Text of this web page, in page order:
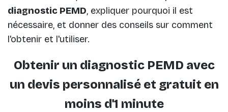
diagnostic PEMD, expliquer pourquoi il est
nécessaire, et donner des conseils sur comment
l'obtenir et l'utiliser.
Obtenir un diagnostic PEMD avec
un devis personnalisé et gratuit en
moins d'1 minute